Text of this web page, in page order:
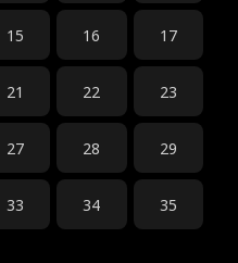
15 16 17
21 22 23
27 28 29
33 34 35